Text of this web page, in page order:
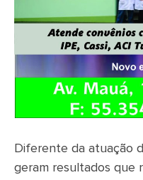
Diferente da atuação
geram resultados que